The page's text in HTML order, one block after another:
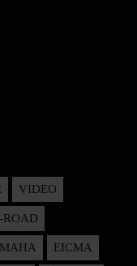
VIDEO
ROAD
EICMA